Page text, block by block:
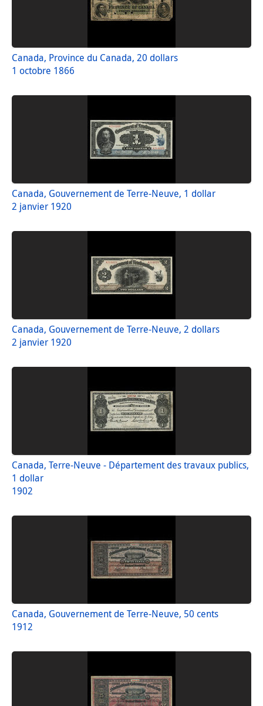
Canada, Province du Canada, 20 dollars
1 octobre 1866
Canada, Gouvernement de Terre-Neuve, 1 dollar
2 janvier 1920
Canada, Gouvernement de Terre-Neuve, 2 dollars
2 janvier 1920
Canada, Terre-Neuve - Département des travaux publics,
1 dollar
1902
Canada, Gouvernement de Terre-Neuve, 50 cents
1912